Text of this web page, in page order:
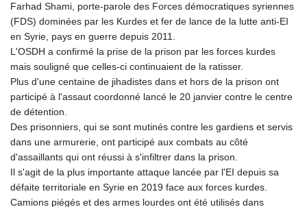
Farhad Shami, porte-parole des Forces démocratiques syriennes
(FDS) dominées par les Kurdes et fer de lance de la lutte anti-EI
en Syrie, pays en guerre depuis 2011.
L'OSDH a confirmé la prise de la prison par les forces kurdes
mais souligné que celles-ci continuaient de la ratisser.
Plus d'une centaine de jihadistes dans et hors de la prison ont
participé à l'assaut coordonné lancé le 20 janvier contre le centre
de détention.
Des prisonniers, qui se sont mutinés contre les gardiens et servis
dans une armurerie, ont participé aux combats au côté
d'assaillants qui ont réussi à s'infiltrer dans la prison.
Il s'agit de la plus importante attaque lancée par l'EI depuis sa
défaite territoriale en Syrie en 2019 face aux forces kurdes.
Camions piégés et des armes lourdes ont été utilisés dans